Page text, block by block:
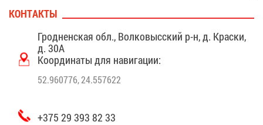
щая ба­ня и неболь­шой до­мик, ко­то­рый пла­ни­ру­
КОН­ТАК­ТЫ
Грод­нен­ская обл., Вол­ко­выс­ский р-н, д. Крас­ки,
д. 30А
Ко­ор­ди­на­ты для на­ви­га­ции:
52.960776, 24.557622
+375 29 393 82 33